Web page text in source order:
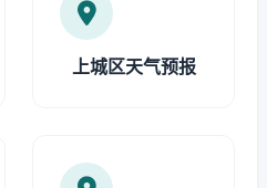
上城区天气预报